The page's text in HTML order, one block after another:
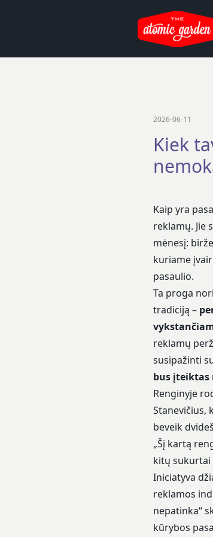
2026-06-11
Kiek
Kaip yra
reklamų. Jie
mėnesį:
kuriame
pasaulio.
Ta proga
tradiciją –
reklamų
susipažinti
bus įteiktas
Renginyje
Stanevičius,
beveik
„Šį kartą
kitų sukurtai
Iniciatyva
reklamos
nepatinka“
kūrybos